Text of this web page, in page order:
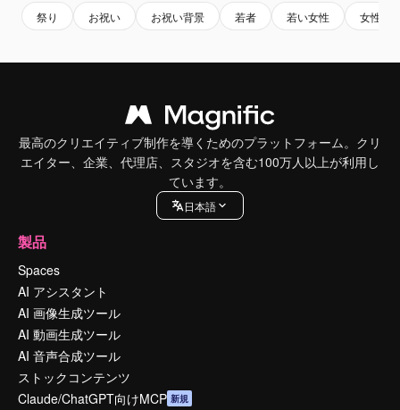
祭り お祝い お祝い背景 若者 若い女性 女性
最高のクリエイティブ制作を導くためのプラットフォーム。クリ
エイター、企業、代理店、スタジオを含む100万人以上が利用し
ています。
日本語
製品
Spaces
AI アシスタント
AI 画像生成ツール
AI 動画生成ツール
AI 音声合成ツール
ストックコンテンツ
Claude/ChatGPT向けMCP 新規